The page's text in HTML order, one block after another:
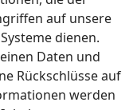
auf unsere
dienen.
Daten und
Rückschlüsse auf
werden